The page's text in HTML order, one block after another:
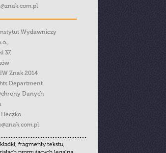
Wydawniczy
37,
Znak 2014
Department
Danych
fragmenty tekstu,